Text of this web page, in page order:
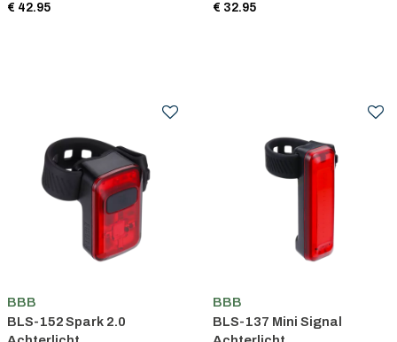
€ 42.95 € 32.95
BBB
BLS-152 Spark 2.0
BBB
BLS-137 Mini Signal